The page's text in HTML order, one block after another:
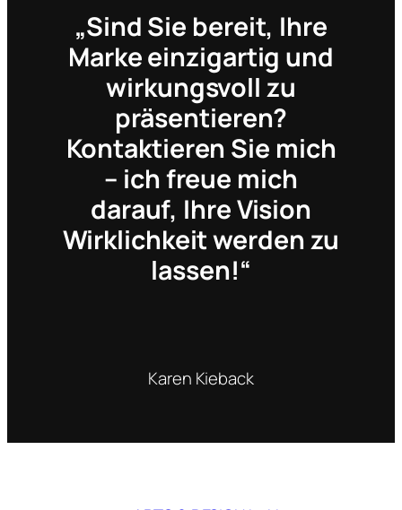
„Sind Sie bereit, Ihre
Marke einzigartig und
wirkungsvoll zu
präsentieren?
Kontaktieren Sie mich
– ich freue mich
darauf, Ihre Vision
Wirklichkeit werden zu
lassen!“
Karen Kieback